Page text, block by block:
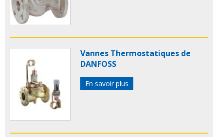
Vannes Thermostatiques de
DANFOSS
En savoir plus